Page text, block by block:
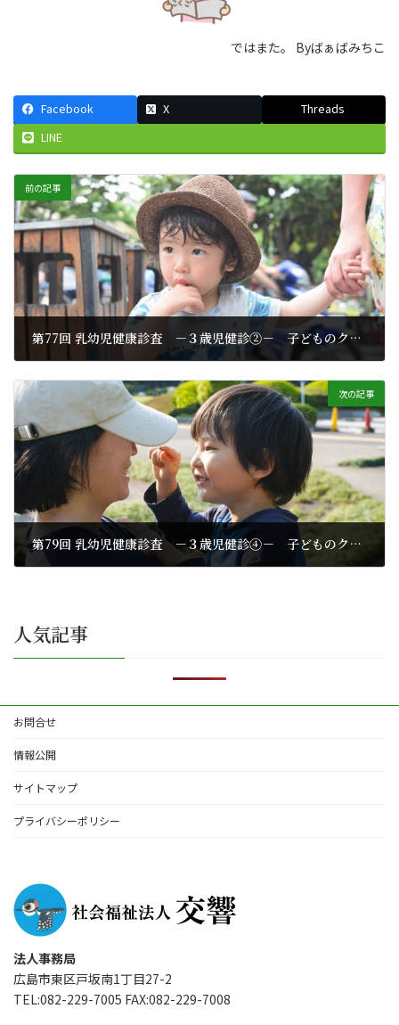
ではまた。 Byばぁばみちこ
Facebook X
Threads
LINE
前の記事
第77回 乳幼児健康診査 －３歳児健診②－ 子どものクセ(1)
次の記事
第79回 乳幼児健康診査 －３歳児健診④－ 子どものクセ(3)
人気記事
お問合せ
情報公開
サイトマップ
プライバシーポリシー
法人事務局
広島市東区戸坂南1丁目27-2
TEL:082-229-7005 FAX:082-229-7008